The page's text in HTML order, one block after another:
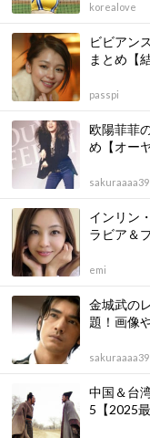
korealove
ビビアン
まとめ【
passpi
欧陽菲菲
め【オー
sakuraaaa39
インリン
ラビア＆
emi
金城武の
題！画像
sakuraaaa39
中国＆台
5【2025